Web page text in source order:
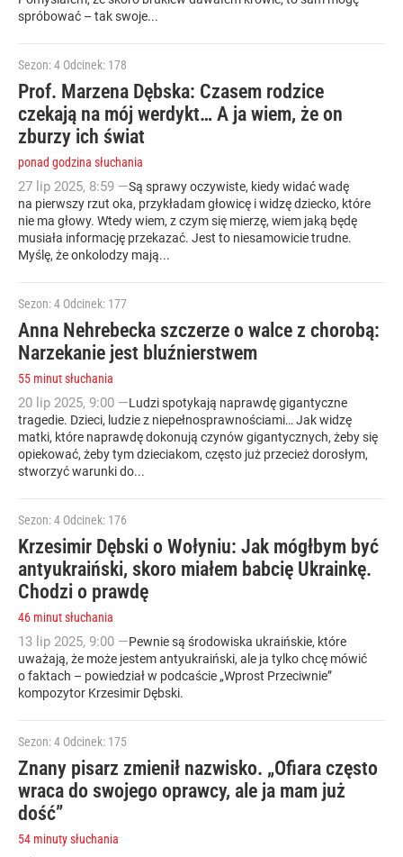
spróbować – tak swoje...
Sezon: 4 Odcinek: 178
Prof. Marzena Dębska: Czasem rodzice
czekają na mój werdykt… A ja wiem, że on
zburzy ich świat
ponad godzina słuchania
27 lip 2025, 8:59 —Są sprawy oczywiste, kiedy widać wadę
na pierwszy rzut oka, przykładam głowicę i widzę dziecko, które
nie ma głowy. Wtedy wiem, z czym się mierzę, wiem jaką będę
musiała informację przekazać. Jest to niesamowicie trudne.
Myślę, że onkolodzy mają...
Sezon: 4 Odcinek: 177
Anna Nehrebecka szczerze o walce z chorobą:
Narzekanie jest bluźnierstwem
55 minut słuchania
20 lip 2025, 9:00 —Ludzi spotykają naprawdę gigantyczne
tragedie. Dzieci, ludzie z niepełnosprawnościami… Jak widzę
matki, które naprawdę dokonują czynów gigantycznych, żeby się
opiekować, żeby tym dzieciakom, często już przecież dorosłym,
stworzyć warunki do...
Sezon: 4 Odcinek: 176
Krzesimir Dębski o Wołyniu: Jak mógłbym być
antyukraiński, skoro miałem babcię Ukrainkę.
Chodzi o prawdę
46 minut słuchania
13 lip 2025, 9:00 —Pewnie są środowiska ukraińskie, które
uważają, że może jestem antyukraiński, ale ja tylko chcę mówić
o faktach – powiedział w podcaście „Wprost Przeciwnie”
kompozytor Krzesimir Dębski.
Sezon: 4 Odcinek: 175
Znany pisarz zmienił nazwisko. „Ofiara często
wraca do swojego oprawcy, ale ja mam już
dość”
54 minuty słuchania